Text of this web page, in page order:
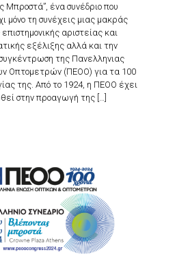
Μπροστά”, ένα συνέδριο που
μόνο τη συνέχεις μιας μακράς
αριστείας και
εξέλιξης αλλά και την
της Πανελληνιας
Οπτομετρών (ΠΕΟΟ) για τα 100
της. Από το 1924, η ΠΕΟΟ έχει
στην προαγωγή της […]